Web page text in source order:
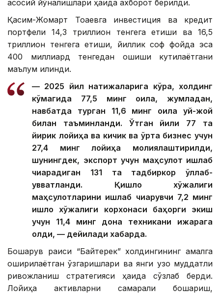
асосий йўналишлари ҳақида ахборот берилди.
Қасим-Жомарт Тоқаевга инвестиция ва кредит
портфели 14,3 триллион тенгега етиши ва 16,5
триллион тенгега етиши, йиллик соф фойда эса
400 миллиард тенгедан ошиши кутилаётгани
маълум қилинди.
— 2025 йил натижаларига кўра, холдинг
кўмагида 77,5 минг оила, жумладан,
навбатда турган 11,6 минг оила уй-жой
билан таъминланди. Ўтган йили 77 та
йирик лойиҳа ва кичик ва ўрта бизнес учун
27,4 минг лойиҳа молиялаштирилди,
шунингдек, экспорт учун маҳсулот ишлаб
чиқарадиган 131 та тадбиркор қўллаб-
қувватланди. Қишлоқ хўжалиги
маҳсулотларини ишлаб чиқарувчи 7,2 минг
қишлоқ хўжалиги корхонаси баҳорги экиш
учун 11,4 минг дона техникани ижарага
олди, — дейилади хабарда.
Бошқарув раиси “Байтерек” холдингининг амалга
оширилаётган ўзгаришлари ва янги узоқ муддатли
ривожланиш стратегияси ҳақида сўзлаб берди.
Лойиҳа активларни самарали бошқариш,